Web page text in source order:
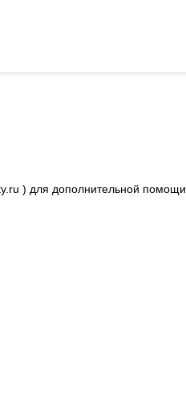
) для дополнительной помощи.